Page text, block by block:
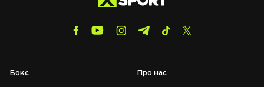
Бокс Про нас